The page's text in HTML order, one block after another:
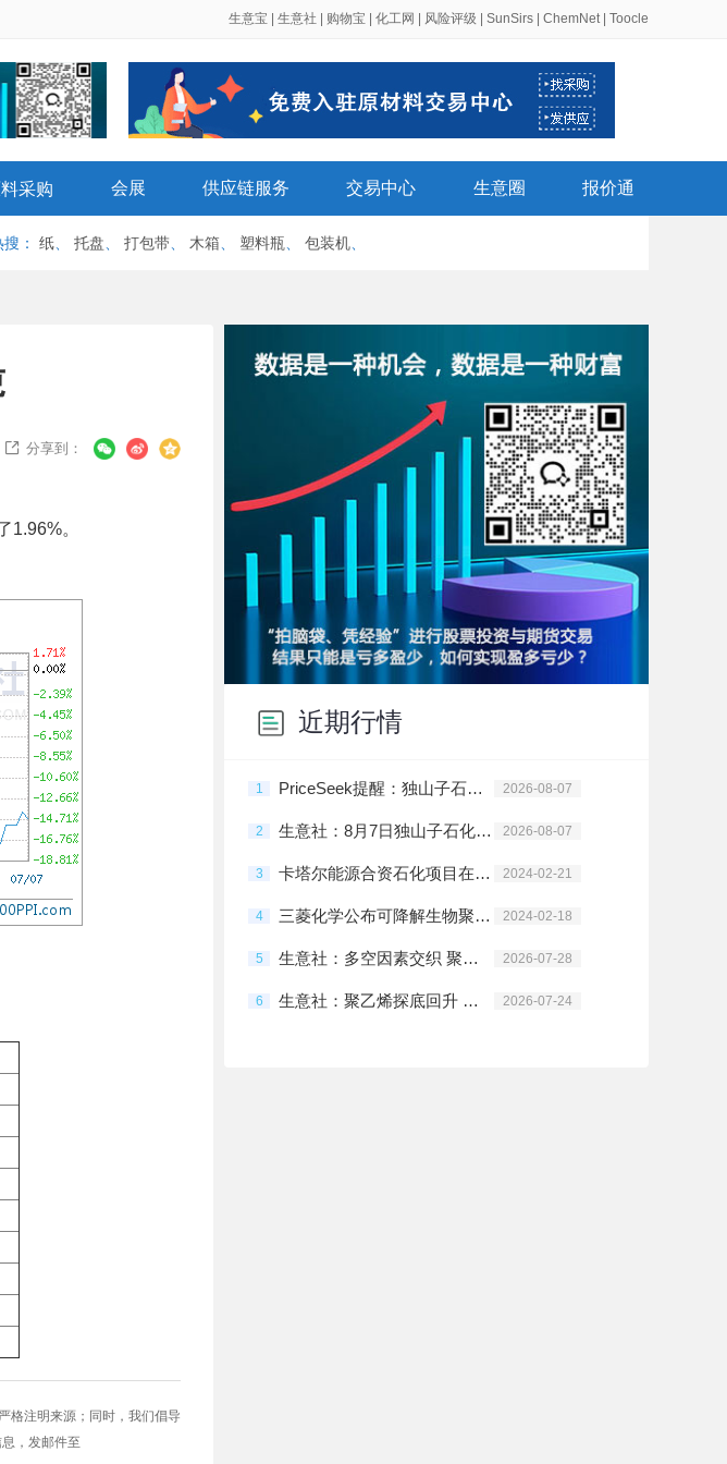
生意宝 生意社 购物宝 化工网 风险评级 SunSirs ChemNet| Toocle
采购 会展 供应链服务 交易中心 生意圈 报价通
搜 ： 纸 托盘 打包带 木箱 塑料瓶 包装机
 分享到：
1.96%。
格注明来源；同时，我们倡导
，发邮件至
近期行情
1 PriceSeek提醒：独山子石化PE装置临时停车检修 2026-08-07
2 生意社：8月7日独山子石化PE装置动态 2026-08-07
3 卡塔尔能源合资石化项目在拉斯拉凡投建 2024-02-21
4 三菱化学公布可降解生物聚酯树脂新材料 2024-02-18
5 生意社：多空因素交织 聚乙烯高位震荡 2026-07-28
6 生意社：聚乙烯探底回升 持续性仍存变数 2026-07-24